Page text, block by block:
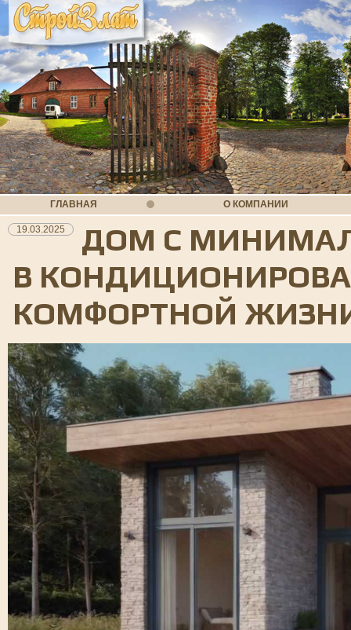
ГЛАВНАЯ О КОМПАНИИ
19.03.2025
ДОМ С
В
КОМФОРТНОЙ